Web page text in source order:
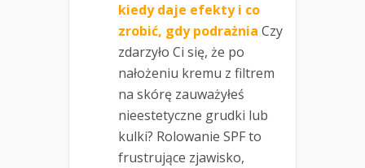
kiedy daje efekty i co
zrobić, gdy podrażnia Czy
zdarzyło Ci się, że po
nałożeniu kremu z filtrem
na skórę zauważyłeś
nieestetyczne grudki lub
kulki? Rolowanie SPF to
frustrujące zjawisko,